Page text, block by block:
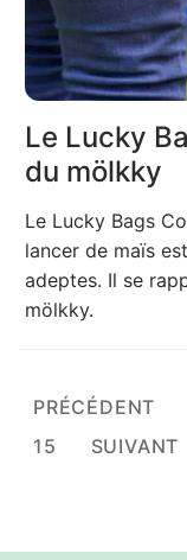
Le Lucky
du mölkky
Le Lucky Bags
lancer de maïs
adeptes. Il se
mölkky.
Pagination
des
PRÉCÉDENT
15
SUIVANT